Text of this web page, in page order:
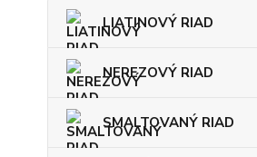
LIATINOVÝ RIAD
NEREZOVÝ RIAD
SMALTOVANÝ RIAD